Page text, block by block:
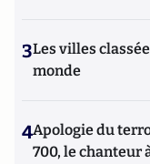
3Les villes
monde
4Apologie du
700, le chanteur